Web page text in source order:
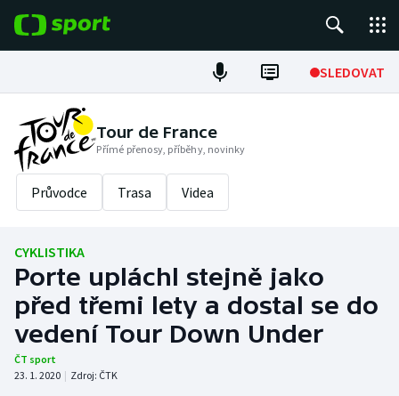
SLEDOVAT
Fotbal
Hokej
Tenis
Cyklistika
DALŠÍ SPORTY
Americký fotbal
NEPŘEHLÉDNĚTE
Tour de France
Přímé přenosy, příběhy, novinky
Průvodce Trasa Videa
CYKLISTIKA
Porte upláchl stejně jako
před třemi lety a dostal se do
vedení Tour Down Under
ČT sport
23. 1. 2020 | Zdroj: ČTK